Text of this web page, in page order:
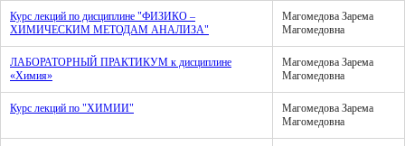
Курс лекций по дисциплине "ФИЗИКО –
ХИМИЧЕСКИМ МЕТОДАМ АНАЛИЗА"
Магомедова Зарема
Магомедовна
ЛАБОРАТОРНЫЙ ПРАКТИКУМ к дисциплине
«Химия»
Магомедова Зарема
Магомедовна
Курс лекций по "ХИМИИ"
Магомедова Зарема
Магомедовна